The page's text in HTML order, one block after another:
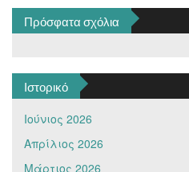
Πρόσφατα σχόλια
Ιστορικό
Ιούνιος 2026
Απρίλιος 2026
Μάρτιος 2026